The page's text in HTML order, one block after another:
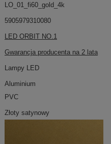
oświetlenie
salonu –
światło
przy niskim zużyciu
zawieszenia
LO_01_fi60_gold_4k
5905979310080
LED ORBIT NO.1
Gwarancja producenta na 2 lata
Lampy LED
Aluminium
PVC
Złoty satynowy